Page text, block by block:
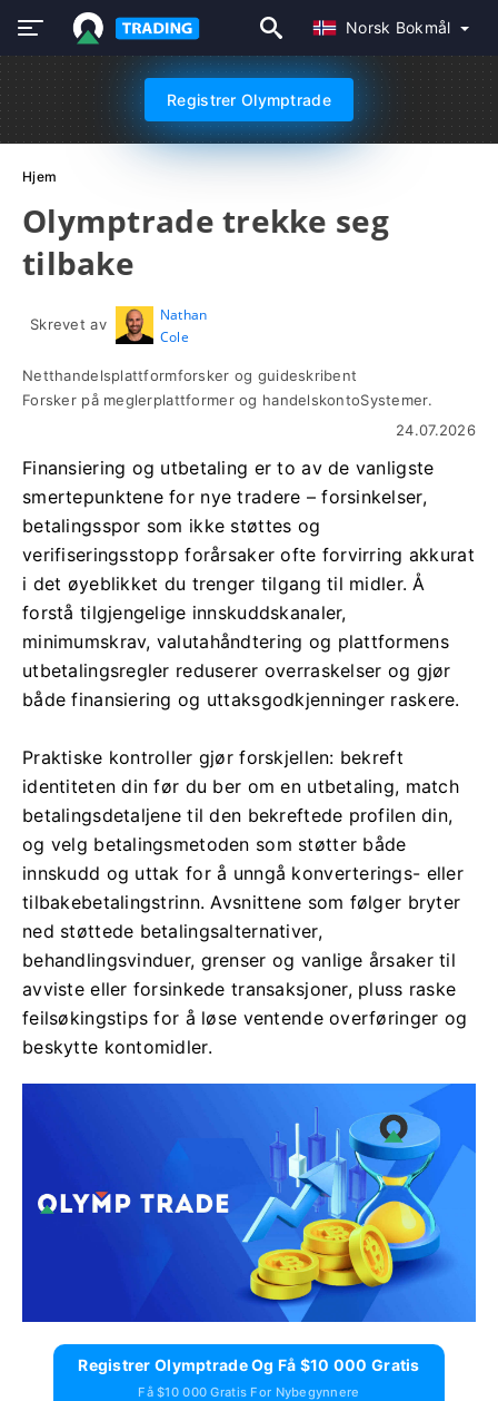
Norsk Bokmål
Registrer Olymptrade
Hjem
Olymptrade trekke seg
tilbake
Skrevet av
Nathan
Cole
Netthandelsplattformforsker og guideskribent
Forsker på meglerplattformer og handelskontoSystemer.
24.07.2026
Finansiering og utbetaling er to av de vanligste
smertepunktene for nye tradere – forsinkelser,
betalingsspor som ikke støttes og
verifiseringsstopp forårsaker ofte forvirring akkurat
i det øyeblikket du trenger tilgang til midler. Å
forstå tilgjengelige innskuddskanaler,
minimumskrav, valutahåndtering og plattformens
utbetalingsregler reduserer overraskelser og gjør
både finansiering og uttaksgodkjenninger raskere.
Praktiske kontroller gjør forskjellen: bekreft
identiteten din før du ber om en utbetaling, match
betalingsdetaljene til den bekreftede profilen din,
og velg betalingsmetoden som støtter både
innskudd og uttak for å unngå konverterings- eller
tilbakebetalingstrinn. Avsnittene som følger bryter
ned støttede betalingsalternativer,
behandlingsvinduer, grenser og vanlige årsaker til
avviste eller forsinkede transaksjoner, pluss raske
feilsøkingstips for å løse ventende overføringer og
beskytte kontomidler.
Registrer Olymptrade Og Få $10 000 Gratis
Få $10 000 Gratis For Nybegynnere